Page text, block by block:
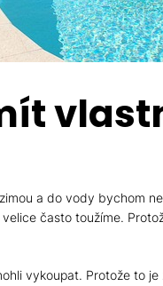
a do vody bychom
často toužíme.
vykoupat. Protože to